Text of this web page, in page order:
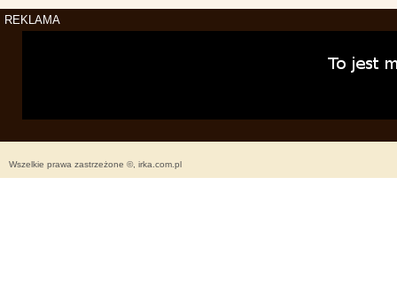
REKLAMA
Wszelkie prawa zastrzeżone ©, irka.com.pl